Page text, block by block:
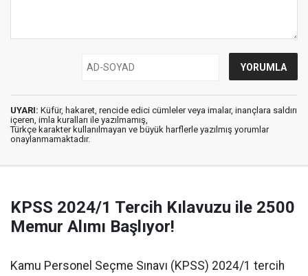
UYARI: Küfür, hakaret, rencide edici cümleler veya imalar, inançlara saldırı
içeren, imla kuralları ile yazılmamış,
Türkçe karakter kullanılmayan ve büyük harflerle yazılmış yorumlar
onaylanmamaktadır.
KPSS 2024/1 Tercih Kılavuzu ile 2500
Memur Alımı Başlıyor!
Kamu Personel Seçme Sınavı (KPSS) 2024/1 tercih